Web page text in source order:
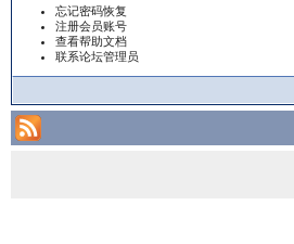
忘记密码恢复
注册会员账号
查看帮助文档
联系论坛管理员